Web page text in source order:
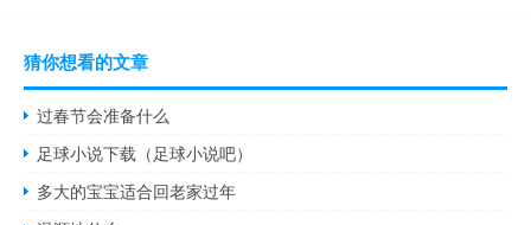
猜你想看的文章
过春节会准备什么
足球小说下载（足球小说吧）
多大的宝宝适合回老家过年